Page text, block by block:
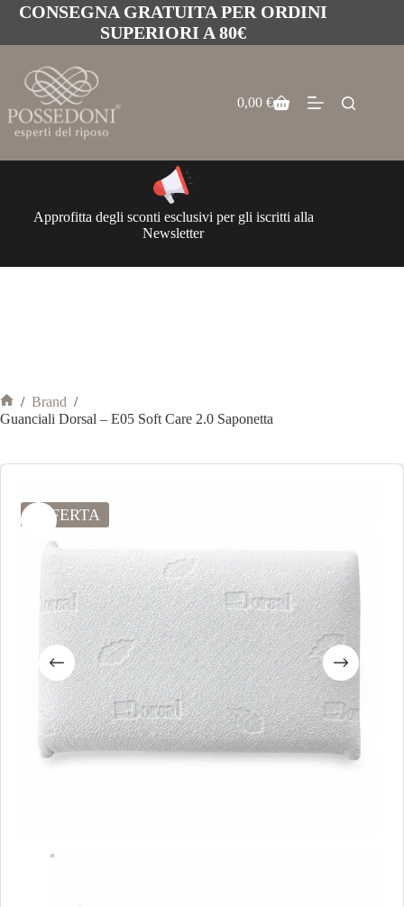
CONSEGNA GRATUITA PER ORDINI
SUPERIORI A 80€
0,00€
Approfitta degli sconti esclusivi per gli iscritti alla
Newsletter
/ Brand /
Guanciali Dorsal – E05 Soft Care 2.0 Saponetta
OFFERTA